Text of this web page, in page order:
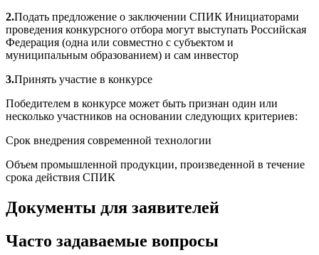
2.Подать предложение о заключении СПИК Инициаторами
проведения конкурсного отбора могут выступать Российская
Федерация (одна или совместно с субъектом и
муниципальным образованием) и сам инвестор
3.Принять участие в конкурсе
Победителем в конкурсе может быть признан один или
несколько участников на основании следующих критериев:
Срок внедрения современной технологии
Объем промышленной продукции, произведенной в течение
срока действия СПИК
Документы для заявителей
Часто задаваемые вопросы